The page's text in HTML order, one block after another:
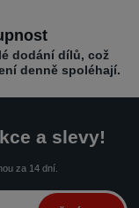
dodání dílů, což
denně spoléhají.
a slevy!
za 14 dní.